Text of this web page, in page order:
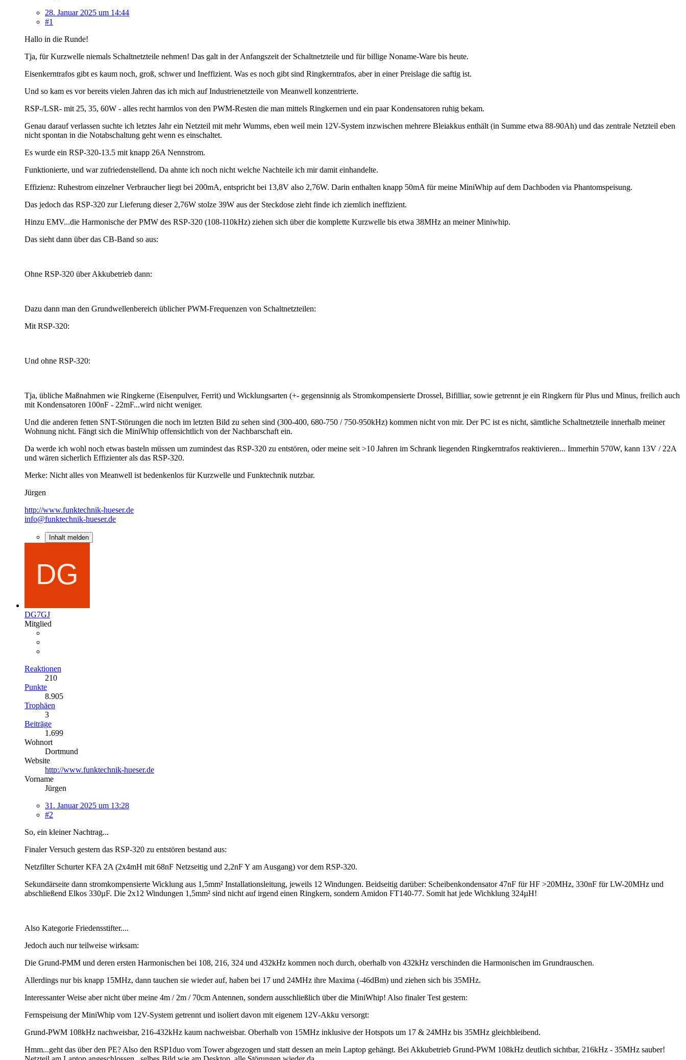
28. Januar 2025 um 14:44
#1
Hallo in die Runde!
Tja, für Kurzwelle niemals Schaltnetzteile nehmen! Das galt in der Anfangszeit der Schaltnetzteile und für billige Noname-Ware bis heute.
Eisenkerntrafos gibt es kaum noch, groß, schwer und Ineffizient. Was es noch gibt sind Ringkerntrafos, aber in einer Preislage die saftig ist.
Und so kam es vor bereits vielen Jahren das ich mich auf Industrienetzteile von Meanwell konzentrierte.
RSP-/LSR- mit 25, 35, 60W - alles recht harmlos von den PWM-Resten die man mittels Ringkernen und ein paar Kondensatoren ruhig bekam.
Genau darauf verlassen suchte ich letztes Jahr ein Netzteil mit mehr Wumms, eben weil mein 12V-System inzwischen mehrere Bleiakkus enthält (in Summe etwa 88-90Ah) und das zentrale Netzteil eben
nicht spontan in die Notabschaltung geht wenn es einschaltet.
Es wurde ein RSP-320-13.5 mit knapp 26A Nennstrom.
Funktionierte, und war zufriedenstellend. Da ahnte ich noch nicht welche Nachteile ich mir damit einhandelte.
Effizienz: Ruhestrom einzelner Verbraucher liegt bei 200mA, entspricht bei 13,8V also 2,76W. Darin enthalten knapp 50mA für meine MiniWhip auf dem Dachboden via Phantomspeisung.
Das jedoch das RSP-320 zur Lieferung dieser 2,76W stolze 39W aus der Steckdose zieht finde ich ziemlich ineffizient.
Hinzu EMV...die Harmonische der PMW des RSP-320 (108-110kHz) ziehen sich über die komplette Kurzwelle bis etwa 38MHz an meiner Miniwhip.
Das sieht dann über das CB-Band so aus:
Ohne RSP-320 über Akkubetrieb dann:
Dazu dann man den Grundwellenbereich üblicher PWM-Frequenzen von Schaltnetzteilen:
Mit RSP-320:
Und ohne RSP-320:
Tja, übliche Maßnahmen wie Ringkerne (Eisenpulver, Ferrit) und Wicklungsarten (+- gegensinnig als Stromkompensierte Drossel, Bifilliar, sowie getrennt je ein Ringkern für Plus und Minus, freilich auch
mit Kondensatoren 100nF - 22mF...wird nicht weniger.
Und die anderen fetten SNT-Störungen die noch im letzten Bild zu sehen sind (300-400, 680-750 / 750-950kHz) kommen nicht von mir. Der PC ist es nicht, sämtliche Schaltnetzteile innerhalb meiner
Wohnung nicht. Fängt sich die MiniWhip offensichtlich von der Nachbarschaft ein.
Da werde ich wohl noch etwas basteln müssen um zumindest das RSP-320 zu entstören, oder meine seit >10 Jahren im Schrank liegenden Ringkerntrafos reaktivieren... Immerhin 570W, kann 13V / 22A
und wären sicherlich Effizienter als das RSP-320.
Merke: Nicht alles von Meanwell ist bedenkenlos für Kurzwelle und Funktechnik nutzbar.
Jürgen
http://www.funktechnik-hueser.de
info@funktechnik-hueser.de
Inhalt melden
DG7GJ
Mitglied
Reaktionen
210
Punkte
8.905
Trophäen
3
Beiträge
1.699
Wohnort
Dortmund
Website
http://www.funktechnik-hueser.de
Vorname
Jürgen
31. Januar 2025 um 13:28
#2
So, ein kleiner Nachtrag...
Finaler Versuch gestern das RSP-320 zu entstören bestand aus:
Netzfilter Schurter KFA 2A (2x4mH mit 68nF Netzseitig und 2,2nF Y am Ausgang) vor dem RSP-320.
Sekundärseite dann stromkompensierte Wicklung aus 1,5mm² Installationsleitung, jeweils 12 Windungen. Beidseitig darüber: Scheibenkondensator 47nF für HF >20MHz, 330nF für LW-20MHz und
abschließend Elkos 330µF. Die 2x12 Windungen 1,5mm² sind nicht auf irgend einen Ringkern, sondern Amidon FT140-77. Somit hat jede Wichklung 324µH!
Also Kategorie Friedensstifter....
Jedoch auch nur teilweise wirksam:
Die Grund-PMM und deren ersten Harmonischen bei 108, 216, 324 und 432kHz kommen noch durch, oberhalb von 432kHz verschinden die Harmonischen im Grundrauschen.
Allerdings nur bis knapp 15MHz, dann tauchen sie wieder auf, haben bei 17 und 24MHz ihre Maxima (-46dBm) und ziehen sich bis 35MHz.
Interessanter Weise aber nicht über meine 4m / 2m / 70cm Antennen, sondern ausschließlich über die MiniWhip! Also finaler Test gestern:
Fernspeisung der MiniWhip vom 12V-System getrennt und isoliert davon mit eigenem 12V-Akku versorgt:
Grund-PWM 108kHz nachweisbar, 216-432kHz kaum nachweisbar. Oberhalb von 15MHz inklusive der Hotspots um 17 & 24MHz bis 35MHz gleichbleibend.
Hmm...geht das über den PE? Also den RSP1duo vom Tower abgezogen und statt dessen an mein Laptop gehängt. Bei Akkubetrieb Grund-PWM 108kHz deutlich sichtbar, 216kHz - 35MHz sauber!